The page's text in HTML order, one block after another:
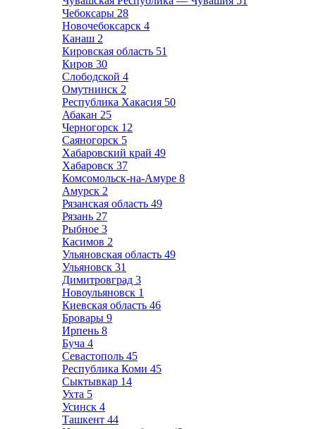
Чебоксары 28
Новочебоксарск 4
Канаш 2
Кировская область 51
Киров 30
Слободской 4
Омутнинск 2
Республика Хакасия 50
Абакан 25
Черногорск 12
Саяногорск 5
Хабаровский край 49
Хабаровск 37
Комсомольск-на-Амуре 8
Амурск 2
Рязанская область 49
Рязань 27
Рыбное 3
Касимов 2
Ульяновская область 49
Ульяновск 31
Димитровград 3
Новоульяновск 1
Киевская область 46
Бровары 9
Ирпень 8
Буча 4
Севастополь 45
Республика Коми 45
Сыктывкар 14
Ухта 5
Усинск 4
Ташкент 44